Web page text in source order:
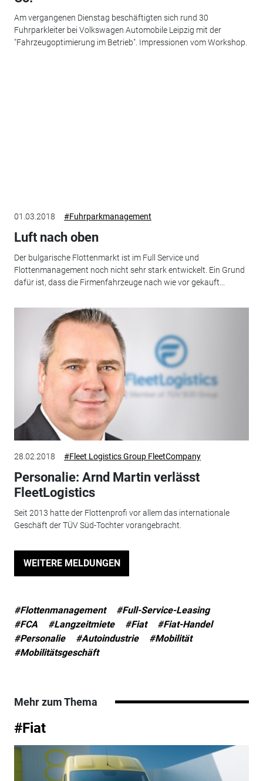
Am vergangenen Dienstag beschäftigten sich rund 30
Fuhrparkleiter bei Volkswagen Automobile Leipzig mit der
"Fahrzeugoptimierung im Betrieb". Impressionen vom Workshop.
01.03.2018 #Fuhrparkmanagement
Luft nach oben
Der bulgarische Flottenmarkt ist im Full Service und
Flottenmanagement noch nicht sehr stark entwickelt. Ein Grund
dafür ist, dass die Firmenfahrzeuge nach wie vor gekauft...
28.02.2018 #Fleet Logistics Group FleetCompany
Personalie: Arnd Martin verlässt
FleetLogistics
Seit 2013 hatte der Flottenprofi vor allem das internationale
Geschäft der TÜV Süd-Tochter vorangebracht.
WEITERE MELDUNGEN
#Flottenmanagement
#Full-Service-Leasing
#FCA
#Langzeitmiete #Fiat
#Fiat-Handel
#Personalie
#Autoindustrie
#Mobilität
#Mobilitätsgeschäft
Mehr zum Thema
#Fiat